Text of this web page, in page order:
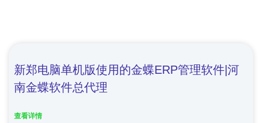
新郑电脑单机版使用的金蝶ERP管理软件|河
南金蝶软件总代理
查看详情